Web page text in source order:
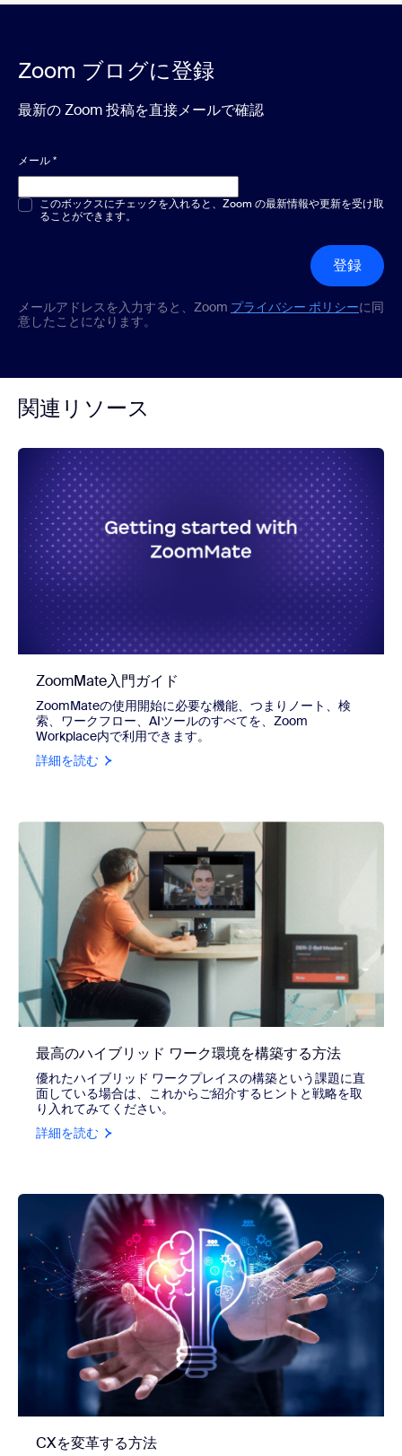
Zoom ブログに登録
最新の Zoom 投稿を直接メールで確認
メール*
複数選択または単一選択*
このボックスにチェックを入れると、Zoom の最新情報や更新を受け取
ることができます。
登録
メールアドレスを入力すると、Zoom プライバシー ポリシーに同
意したことになります。
関連リソース
ZoomMate入門ガイド
ZoomMateの使用開始に必要な機能、つまりノート、検
索、ワークフロー、AIツールのすべてを、Zoom
Workplace内で利用できます。
詳細を読む
最高のハイブリッド ワーク環境を構築する方法
優れたハイブリッド ワークプレイスの構築という課題に直
面している場合は、これからご紹介するヒントと戦略を取
り入れてみてください。
詳細を読む
CXを変革する方法